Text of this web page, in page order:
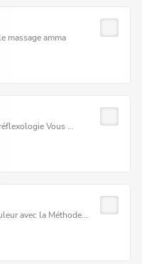
massage amma
Vous ...
avec la Méthode...